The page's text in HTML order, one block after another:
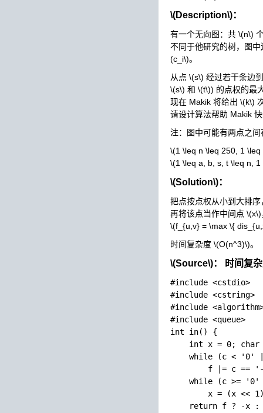
\(Description\)：
有一个无向图：共 \(n\)
不同于他研究的树，图
(c_i\)。
从点 \(s\) 经过若干条边
\(s\) 和 \(t\)) 的点权的最
现在 Makik 将给出 \(k\)
请设计算法帮助 Makik
注：图中可能有两点之
\(1 \leq n \leq 250, 1
\(1 \leq a, b, s, t \leq n,
\(Solution\)：
把点按点权从小到大排
再将该点当作中间点 \(x\)
\(f_{u,v} = \max \{
时间复杂度 \(O(n^3)\)。
\(Source\)： 时间复
#include <cstdio>
#include <cstring>
#include
#include <queue>
int in() {
int x = 0; char
while (c < '0'
f |= c ==
while (c >= '0'
x = (x <<
return f ? -x :